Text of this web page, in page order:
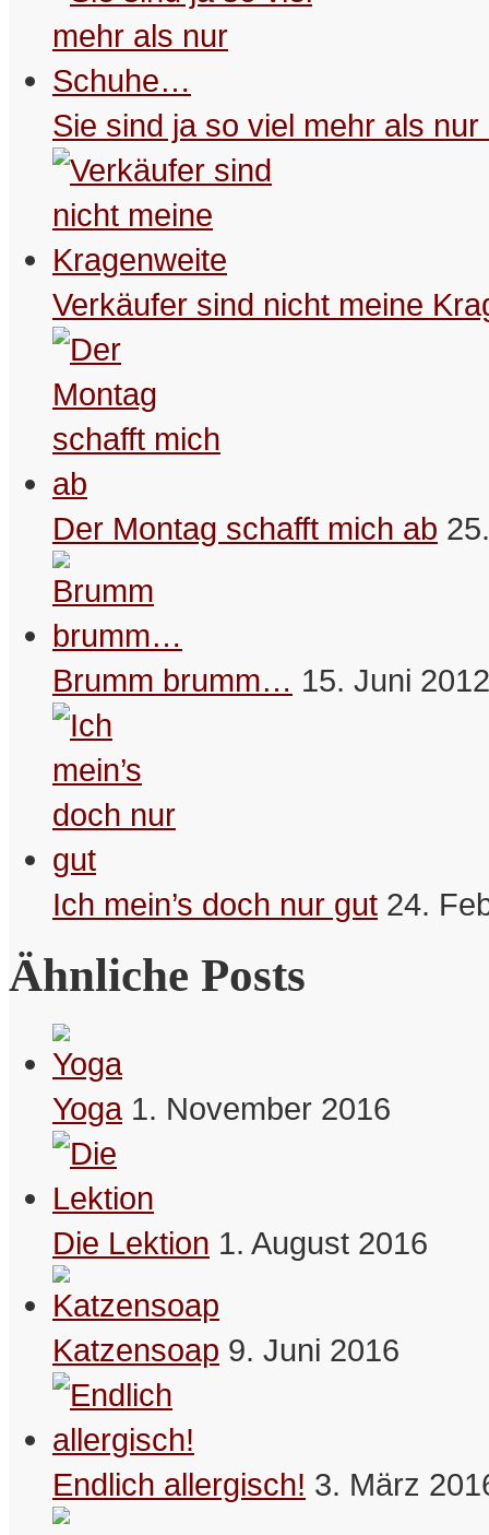
Sie sind ja so viel mehr als
Verkäufer sind nicht meine
Der Montag schafft mich ab
Brumm brumm… 15. Juni 2012
Ich mein’s doch nur gut 24.
Ähnliche Posts
Yoga 1. November 2016
Die Lektion 1. August 2016
Katzensoap 9. Juni 2016
Endlich allergisch! 3. März